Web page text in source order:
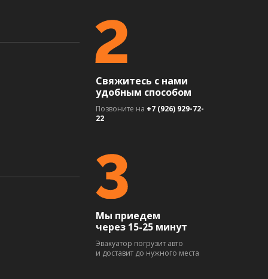
Позвоните на +7 (926) 929-72-
22
Свяжитесь с нами
удобным способом
Эвакуатор погрузит авто
и доставит до нужного места
Мы приедем
через 15-25 минут